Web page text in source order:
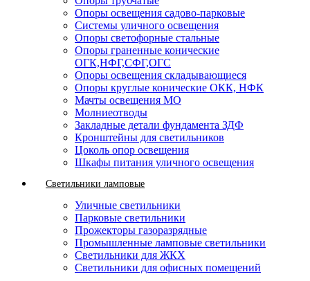
Опоры освещения садово-парковые
Системы уличного освещения
Опоры светофорные стальные
Опоры граненные конические
ОГК,НФГ,СФГ,ОГС
Опоры освещения складывающиеся
Опоры круглые конические ОКК, НФК
Мачты освещения МО
Молниеотводы
Закладные детали фундамента ЗДФ
Кронштейны для светильников
Цоколь опор освещения
Шкафы питания уличного освещения
Светильники ламповые
Уличные светильники
Парковые светильники
Прожекторы газоразрядные
Промышленные ламповые светильники
Светильники для ЖКХ
Светильники для офисных помещений